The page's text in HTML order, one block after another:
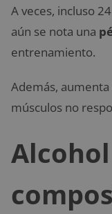
A veces, incluso
aún se nota una
entrenamiento.
Además,
músculos no